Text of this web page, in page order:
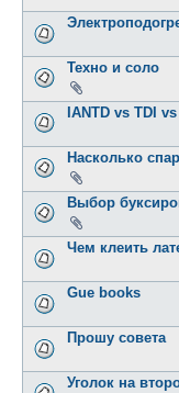
Техно и соло
IANTD vs TDI
Насколько
Выбор
Чем клеить
Gue books
Прошу совета
Уголок на